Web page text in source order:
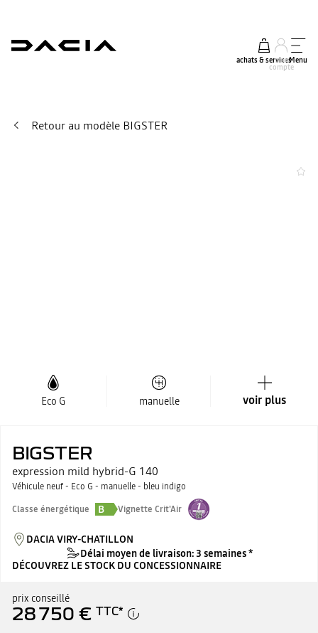
achats & services
mon
compte
Menu
Retour au modèle BIGSTER
Eco G manuelle voir plus
BIGSTER
expression mild hybrid-G 140
Véhicule neuf - Eco G - manuelle - bleu indigo
Classe énergétique
B Vignette Crit'Air
DACIA VIRY-CHATILLON
Délai moyen de livraison: 3 semaines *
DÉCOUVREZ LE STOCK DU CONCESSIONNAIRE
prix conseillé
28 750 € TTC*